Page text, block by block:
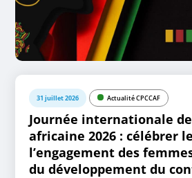
31 juillet 2026 Actualité CPCCAF
Journée internationale
africaine 2026 : célébrer
l’engagement des
du développement du